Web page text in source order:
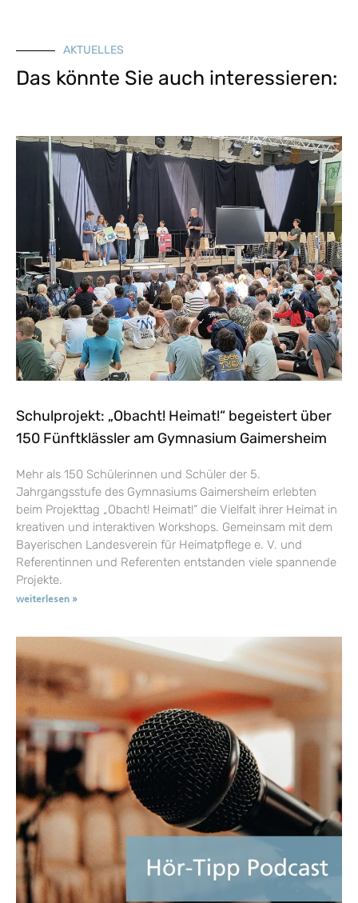
AKTUELLES
Das könnte Sie auch interessieren:
Schulprojekt: „Obacht! Heimat!“ begeistert über
150 Fünftklässler am Gymnasium Gaimersheim
Mehr als 150 Schülerinnen und Schüler der 5.
Jahrgangsstufe des Gymnasiums Gaimersheim erlebten
beim Projekttag „Obacht! Heimat!“ die Vielfalt ihrer Heimat in
kreativen und interaktiven Workshops. Gemeinsam mit dem
Bayerischen Landesverein für Heimatpflege e. V. und
Referentinnen und Referenten entstanden viele spannende
Projekte.
weiterlesen »